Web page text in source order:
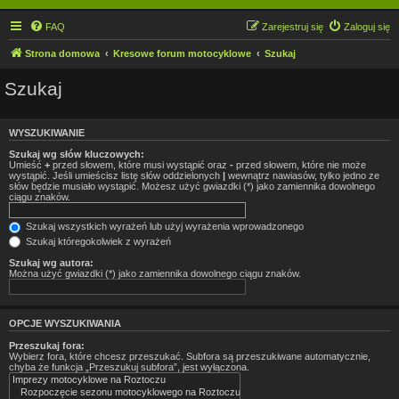
FAQ Zaloguj się
Zarejestruj się
Strona domowa Kresowe forum motocyklowe Szukaj
Szukaj
WYSZUKIWANIE
Szukaj wg słów kluczowych:
Umieść + przed słowem, które musi wystąpić oraz - przed słowem, które nie może
wystąpić. Jeśli umieścisz listę słów oddzielonych | wewnątrz nawiasów, tylko jedno ze
słów będzie musiało wystąpić. Możesz użyć gwiazdki (*) jako zamiennika dowolnego
ciągu znaków.
Szukaj wszystkich wyrażeń lub użyj wyrażenia wprowadzonego
Szukaj któregokolwiek z wyrażeń
Szukaj wg autora:
Można użyć gwiazdki (*) jako zamiennika dowolnego ciągu znaków.
OPCJE WYSZUKIWANIA
Przeszukaj fora:
Wybierz fora, które chcesz przeszukać. Subfora są przeszukiwane automatycznie,
chyba że funkcja „Przeszukuj subfora”, jest wyłączona.